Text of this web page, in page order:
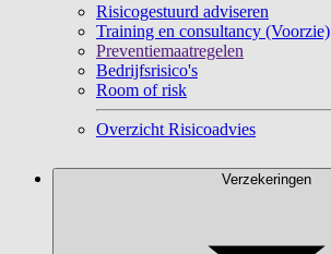
Risicogestuurd adviseren
Training en consultancy (Voorzie)
Preventiemaatregelen
Bedrijfsrisico's
Room of risk
Overzicht Risicoadvies
Verzekeringen